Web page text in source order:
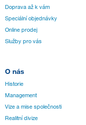
Doprava až k vám
Speciální objednávky
Online prodej
Služby pro vás
O nás
Historie
Management
Vize a mise společnosti
Realitní divize